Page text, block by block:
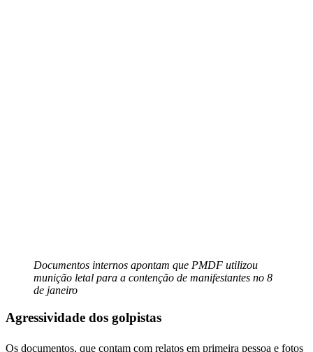
Documentos internos apontam que PMDF utilizou
munição letal para a contenção de manifestantes no 8
de janeiro
Agressividade dos golpistas
Os documentos, que contam com relatos em primeira pessoa e fotos